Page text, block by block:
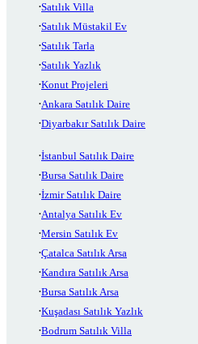
Satılık Villa
Satılık Müstakil Ev
Satılık Tarla
Satılık Yazlık
Konut Projeleri
Ankara Satılık Daire
Diyarbakır Satılık Daire
İstanbul Satılık Daire
Bursa Satılık Daire
İzmir Satılık Daire
Antalya Satılık Ev
Mersin Satılık Ev
Çatalca Satılık Arsa
Kandıra Satılık Arsa
Bursa Satılık Arsa
Kuşadası Satılık Yazlık
Bodrum Satılık Villa